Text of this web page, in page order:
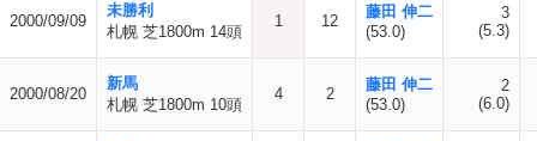
2000/09/09
未勝利
札幌 芝1800m 14頭
1 12
藤田 伸二
(53.0)
3
(5.3)
2000/08/20
新馬
札幌 芝1800m 10頭
4 2
藤田 伸二
(53.0)
2
(6.0)